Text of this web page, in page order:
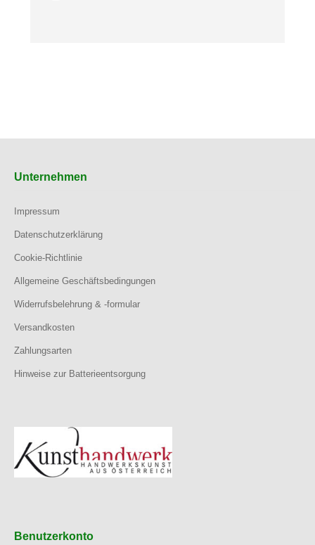
Unternehmen
Impressum
Datenschutzerklärung
Cookie-Richtlinie
Allgemeine Geschäftsbedingungen
Widerrufsbelehrung & -formular
Versandkosten
Zahlungsarten
Hinweise zur Batterieentsorgung
Benutzerkonto